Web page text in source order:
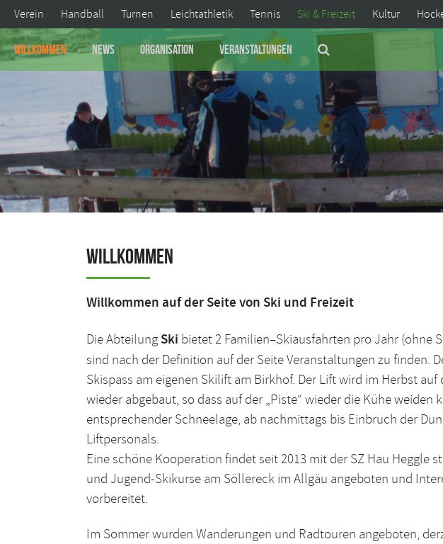
Verein Handball Turnen Leichtathletik Tennis Ski & Freizeit Kultur
Willkommen News Organisation Veranstaltungen
Willkommen
Willkommen auf der Seite von Ski und Freizeit
Die Abteilung Ski bietet 2 Familien–Skiausfahrten pro Jahr (ohne
sind nach der Definition auf der Seite Veranstaltungen zu finden.
Skispass am eigenen Skilift am Birkhof. Der Lift wird im Herbst
wieder abgebaut, so dass auf der „Piste“ wieder die Kühe weiden
entsprechender Schneelage, ab nachmittags bis Einbruch der
Liftpersonals.
Eine schöne Kooperation findet seit 2013 mit der SZ Hau Heggle
und Jugend-Skikurse am Söllereck im Allgäu angeboten und
vorbereitet.
Im Sommer wurden Wanderungen und Radtouren angeboten,